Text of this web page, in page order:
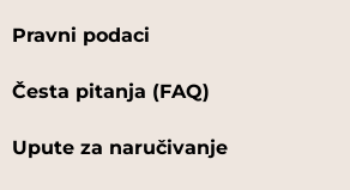
Pravni podaci
Česta pitanja (FAQ)
Upute za naručivanje